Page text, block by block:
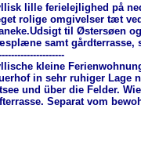
lille ferielejlighed på
rolige omgivelser tæt
til Østersøen
samt gårdterrasse,
kleine
in sehr ruhiger Lage
und über die Felder.
Separat vom